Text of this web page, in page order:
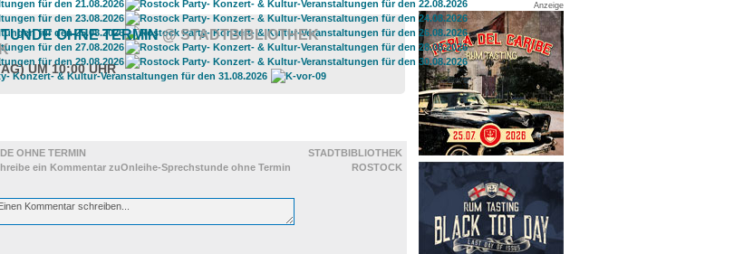
Anzeige
OHNE TERMIN@ STADTBIBLIOTHEK
UM 10:00 UHR
OHNE TERMIN
STADTBIBLIOTHEK
ROSTOCK